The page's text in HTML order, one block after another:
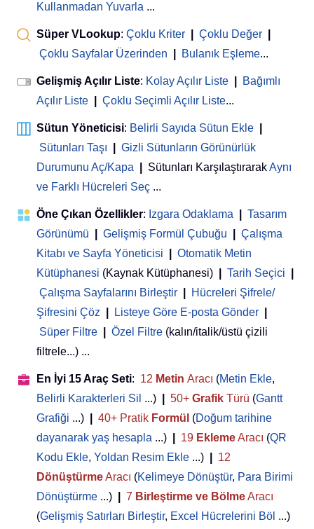
Kullanmadan Yuvarla ...
Süper VLookup: Çoklu Kriter Çoklu Değer
Çoklu Sayfalar Üzerinden
Bulanık Eşleme...
Gelişmiş Açılır Liste: Kolay Açılır Liste
Bağımlı
Açılır Liste
Çoklu Seçimli Açılır Liste...
Sütun Yöneticisi: Belirli Sayıda Sütun Ekle
Sütunları Taşı
Gizli Sütunların Görünürlük
Durumunu Aç/Kapa
Sütunları KarşılaştırarakAynı
ve Farklı Hücreleri Seç ...
Öne Çıkan Özellikler: Izgara Odaklama
Tasarım
Görünümü
Gelişmiş Formül Çubuğu
Çalışma
Kitabı ve Sayfa Yöneticisi
Otomatik Metin
Kütüphanesi (Kaynak Kütüphanesi) Tarih Seçici
Çalışma Sayfalarını Birleştir
Hücreleri Şifrele/
Şifresini Çöz
Listeye Göre E-posta Gönder
Süper Filtre
Özel Filtre (kalın/italik/üstü çizili
filtrele...) ...
En İyi 15 Araç Seti: 12 Metin Aracı (Metin Ekle,
Belirli Karakterleri Sil ...) 50+ Grafik Türü (Gantt
Grafiği ...) 40+ Pratik Formül (Doğum tarihine
dayanarak yaş hesapla ...) 19 EklemeAracı (QR
Kodu Ekle, Yoldan Resim Ekle ...)
12
DönüştürmeAracı (Kelimeye Dönüştür, Para Birimi
Dönüştürme ...) 7 Birleştirme ve BölmeAracı
(Gelişmiş Satırları Birleştir, Excel Hücrelerini Böl ...)